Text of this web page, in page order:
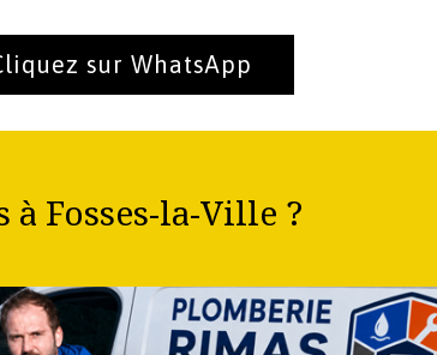
sur WhatsApp
Fosses-la-Ville ?